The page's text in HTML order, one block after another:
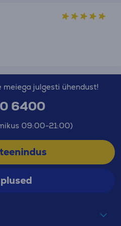
julgesti ühendust!
6400
09:00-21:00)